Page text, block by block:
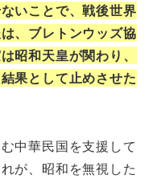
いことで、戦後世界
、ブレトンウッズ協
昭和天皇が関わり、
果として止めさせた
中華民国を支援して
が、昭和を無視した